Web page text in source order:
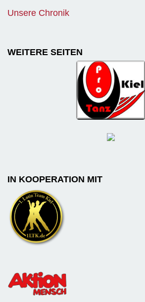
Unsere Chronik
WEITERE SEITEN
IN KOOPERATION MIT